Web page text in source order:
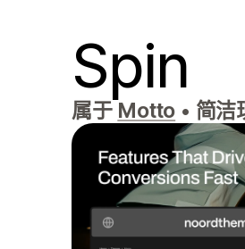
Spin
属于 Motto • 简洁